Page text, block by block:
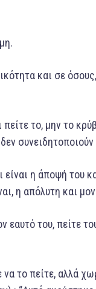
και σε
το, μην το
είναι η άποψή του
η απόλυτη και
εαυτό του, πείτε
το πείτε, αλλά